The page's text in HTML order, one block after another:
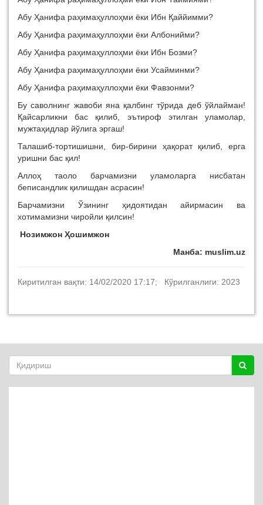
Абу Ҳанифа раҳимаҳуллоҳми ёки Ибн Қаййимми?
Абу Ҳанифа раҳимаҳуллоҳми ёки Албонийми?
Абу Ҳанифа раҳимаҳуллоҳми ёки Ибн Бозми?
Абу Ҳанифа раҳимаҳуллоҳми ёки Усайминми?
Абу Ҳанифа раҳимаҳуллоҳми ёки Фавзонми?
Бу саволнинг жавоби яна қалбинг тўрида деб ўйлайман!
Қайсарликни бас қилиб, эътироф этилган уламолар,
мужтаҳидлар йўлига эргаш!
Талашиб-тортишишни, бир-бирини ҳақорат қилиб, ерга
уришни бас қил!
Аллоҳ таоло барчамизни уламоларга нисбатан
беписандлик қилишдан асрасин!
Барчамизни Ўзининг ҳидоятидан айирмасин ва
хотимамизни чиройли қилсин!
Нозимжон Ҳошимжон
Манба: muslim.uz
Киритилган вақти: 14/02/2020 17:17; Кўрилганлиги: 2023